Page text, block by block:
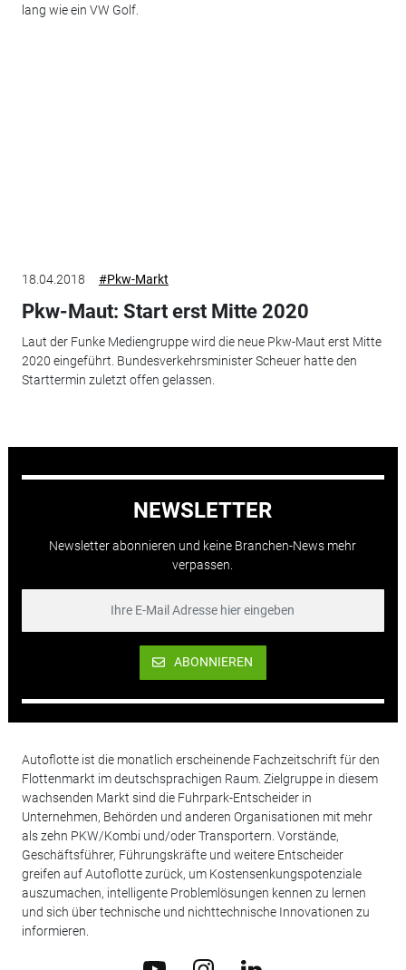
lang wie ein VW Golf.
18.04.2018 #Pkw-Markt
Pkw-Maut: Start erst Mitte 2020
Laut der Funke Mediengruppe wird die neue Pkw-Maut erst Mitte
2020 eingeführt. Bundesverkehrsminister Scheuer hatte den
Starttermin zuletzt offen gelassen.
NEWSLETTER
Newsletter abonnieren und keine Branchen-News mehr
verpassen.
ABONNIEREN
Autoflotte ist die monatlich erscheinende Fachzeitschrift für den
Flottenmarkt im deutschsprachigen Raum. Zielgruppe in diesem
wachsenden Markt sind die Fuhrpark-Entscheider in
Unternehmen, Behörden und anderen Organisationen mit mehr
als zehn PKW/Kombi und/oder Transportern. Vorstände,
Geschäftsführer, Führungskräfte und weitere Entscheider
greifen auf Autoflotte zurück, um Kostensenkungspotenziale
auszumachen, intelligente Problemlösungen kennen zu lernen
und sich über technische und nichttechnische Innovationen zu
informieren.